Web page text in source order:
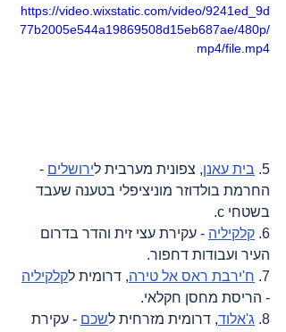
https://video.wixstatic.com/video/9241ed_9d
77b2005e544a19869508d15eb687ae/480p/
mp4/file.mp4
5. בית עאנן, צפונית מערבית לירושלים -
החרמת בולדוזר מוניציפלי בטענה שעבד
בשטחי c.
6. קלקיליה - עקירת עצי זית והדר בדרום
העיר ועבודות דחפור.
7. ח'ירבת ראס אל טירה, דרומית לקלקיליה
- הריסת מחסן חקלאי.
8. ג'אלוד, דרומית מזרחית לשכם - עקירת